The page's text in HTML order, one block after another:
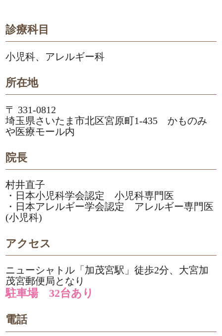
診療科目
小児科、アレルギー科
所在地
〒 331-0812
埼玉県さいたま市北区宮原町1-435 かものみ
や医療モール内
院長
村井直子
・日本小児科学会認定 小児科専門医
・日本アレルギー学会認定 アレルギー専門医
(小児科)
アクセス
ニューシャトル「加茂宮駅」徒歩2分、大宮加
茂宮郵便局となり
駐車場 32台あり
電話